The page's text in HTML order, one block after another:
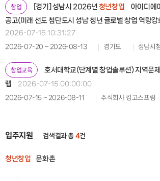
창업 [경기] 성남시 2026년 청년창업
아이디에
공고(미래 선도 첨단도시 성남 청년 글로벌 창업 역량
2026-07-16 10:31:27
2026-07-20 ~ 2026-08-13 경기도 성남시
창업교육 호서대학교(단계별 창업솔루션) 지역문
랩
2026-07-15 00:00:00
2026-07-15 ~ 2026-08-11 주식회사 킹고스프링
입주지원 검색결과 총 4건
청년창업 문화촌